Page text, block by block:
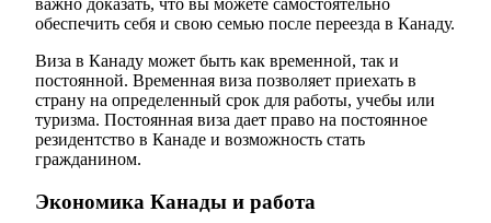
важно доказать, что вы можете самостоятельно
обеспечить себя и свою семью после переезда в Канаду.
Виза в Канаду может быть как временной, так и
постоянной. Временная виза позволяет приехать в
страну на определенный срок для работы, учебы или
туризма. Постоянная виза дает право на постоянное
резидентство в Канаде и возможность стать
гражданином.
Экономика Канады и работа